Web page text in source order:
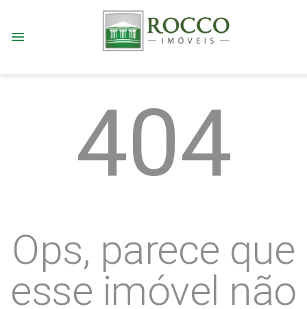
menu
404
Ops, parece que
esse imóvel não